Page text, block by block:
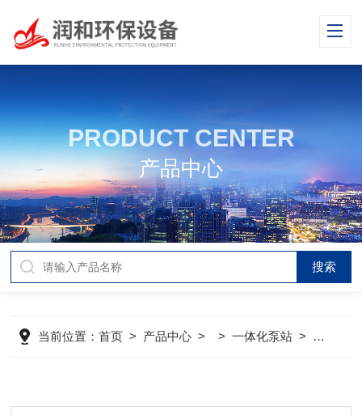
PRODUCT CENTER
产品中心
当前位置：首页 > 产品中心 > >一体化泵站 > 一体化